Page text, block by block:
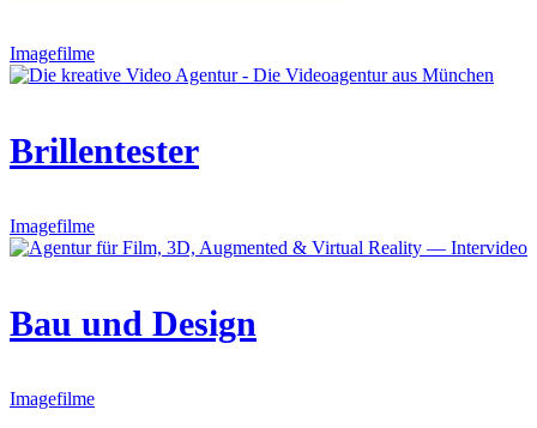
Imagefilme
Brillentester
Imagefilme
Bau und Design
Imagefilme